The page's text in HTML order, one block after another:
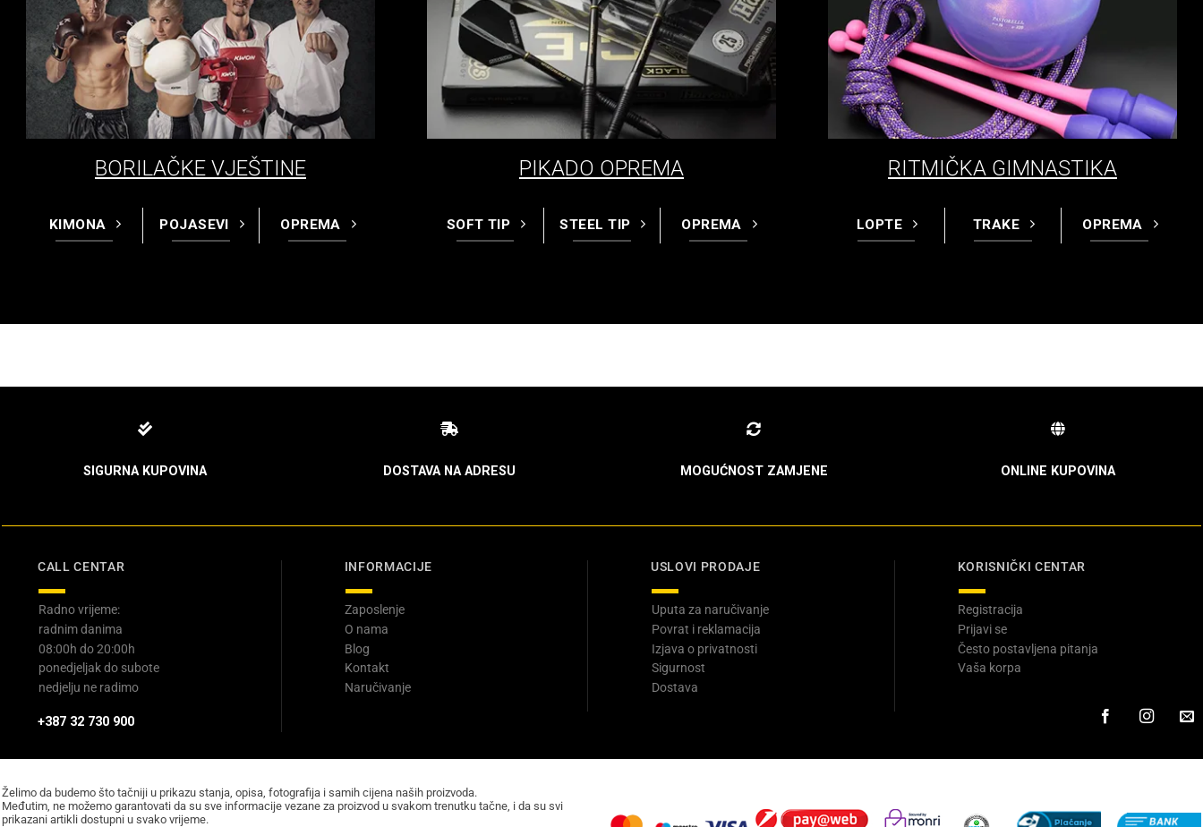
BORILAČKE VJEŠTINE
KIMONA POJASEVI OPREMA
PIKADO OPREMA
SOFT TIP STEEL TIP OPREMA
RITMIČKA GIMNASTIKA
LOPTE TRAKE OPREMA
SIGURNA KUPOVINA DOSTAVA NA ADRESU MOGUĆNOST ZAMJENE ONLINE KUPOVINA
CALL CENTAR
Radno vrijeme:
radnim danima
08:00h do 20:00h
ponedjeljak do subote
nedjelju ne radimo
+387 32 730 900
INFORMACIJE
Zaposlenje
O nama
Blog
Kontakt
Naručivanje
USLOVI PRODAJE
Uputa za naručivanje
Povrat i reklamacija
Izjava o privatnosti
Sigurnost
Dostava
KORISNIČKI CENTAR
Registracija
Prijavi se
Često postavljena pitanja
Vaša korpa
Želimo da budemo što tačniji u prikazu stanja, opisa, fotografija i samih cijena naših proizvoda.
Međutim, ne možemo garantovati da su sve informacije vezane za proizvod u svakom trenutku tačne, i da su svi
prikazani artikli dostupni u svako vrijeme.